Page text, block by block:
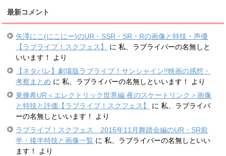
最新コメント
矢澤にこ(にこにー)のUR・SSR・SR・Rの画像と特技・声優
【ラブライブ！スクフェス】
に私、ラブライバーの名無しと
いいます！
より
【ネタバレ】劇場版ラブライブ！サンシャイン!!映画の感想・
考察まとめ に私、ラブライバーの名無しといいます！
より
東條希UR＜エレクトリック世界編 夜のスケートリンク＞画像
と特技と評価【ラブライブ！スクフェス】
に私、ラブライバ
ーの名無しといいます！
より
ラブライブ！スクフェス 2015年11月舞踏会編のUR・SR前
半・後半特技と画像一覧 に私、ラブライバーの名無しといい
ます！
より